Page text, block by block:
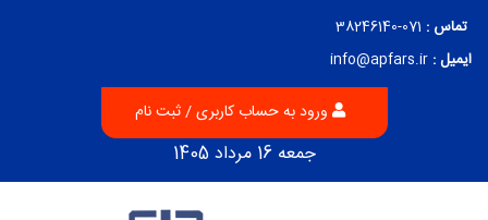
تماس : 071-38246140
ایمیل : info@apfars.ir
ورود به حساب کاربری / ثبت نام
جمعه 16 مرداد 1405